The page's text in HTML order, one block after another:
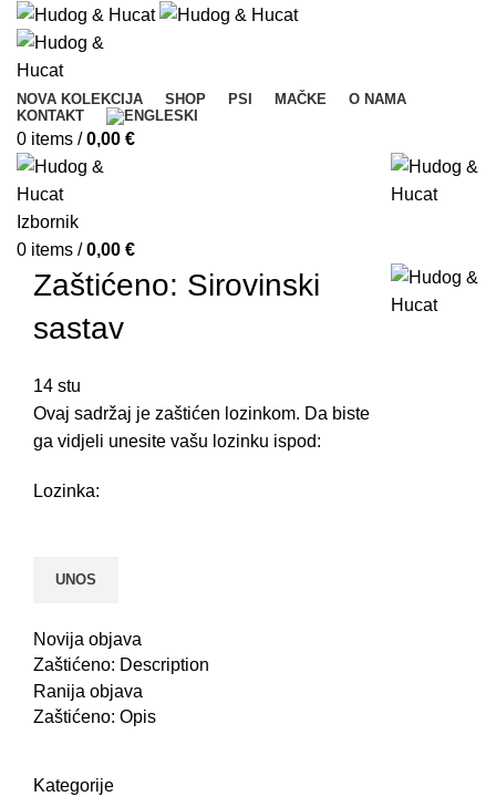
NOVA KOLEKCIJA SHOP PSI MAČKE
O NAMA
KONTAKT
0 items / 0,00 €
Izbornik
0 items / 0,00 €
Zaštićeno: Sirovinski
sastav
14 stu
Ovaj sadržaj je zaštićen lozinkom. Da biste
ga vidjeli unesite vašu lozinku ispod:
Lozinka:
Novija objava
Zaštićeno: Description
Ranija objava
Zaštićeno: Opis
Kategorije